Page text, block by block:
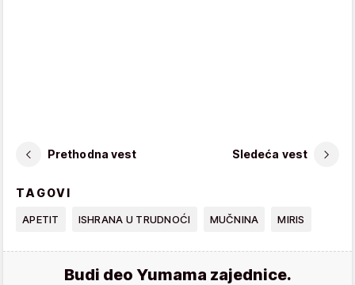
Prethodna vest Sledeća vest
TAGOVI
APETIT ISHRANA U TRUDNOĆI MUČNINA MIRIS
Budi deo Yumama zajednice.